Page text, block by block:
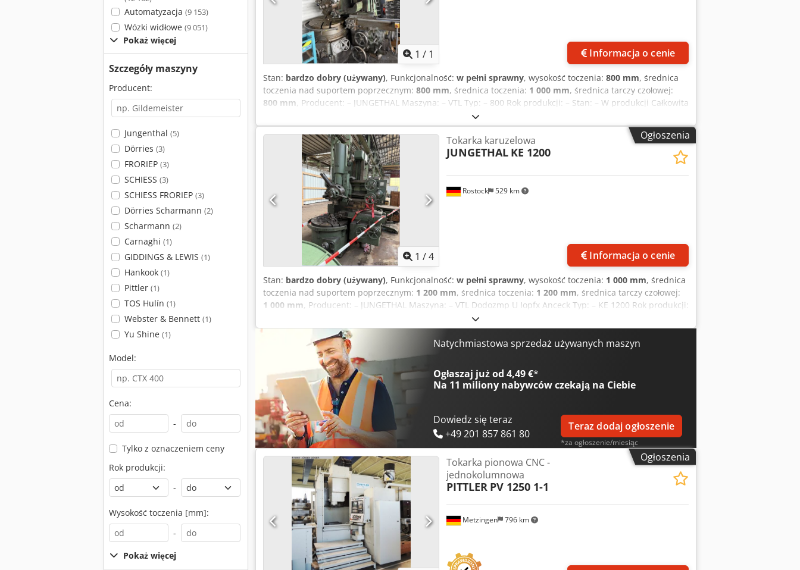
Automatyzacja (9 153)
Wózki widłowe (9 051)
Pokaż więcej
Szczegóły maszyny
Producent:
Jungenthal (5)
Dörries (3)
FRORIEP (3)
SCHIESS (3)
SCHIESS FRORIEP (3)
Dörries Scharmann (2)
Scharmann (2)
Carnaghi (1)
GIDDINGS & LEWIS (1)
Hankook (1)
Pittler (1)
TOS Hulín (1)
Webster & Bennett (1)
Yu Shine (1)
Model:
Cena:
-
Tylko z oznaczeniem ceny
Rok produkcji:
-
Wysokość toczenia [mm]:
-
Pokaż więcej
1 / 1 Informacja o cenie
Stan: bardzo dobry (używany), Funkcjonalność: w pełni sprawny, wysokość toczenia: 800 mm, średnica
toczenia nad suportem poprzecznym: 800 mm, średnica toczenia: 1 000 mm, średnica tarczy czołowej:
800 mm, Producent: – JUNGETHAL Maszyna: – VTL Typ: – 800 Rok produkcji: – Stan: – W produkcji Całkowita
masa maszyny: – 11 ton DANE TECHNICZNE Tarcza: 800 mm Wysokość: 800 mm Średnica obrabianego
elementu: 1000 mm Zakres prędkości obrotowych tarczy: 22 – 250 obr./min Średnica uchwytu: 800 mm
Średnica obrabianego elementu: 1000 mm Wysokość: Udźwig stołu: 3 tony Obrotowy stół: 4-pozycyjny
Djdpozmqafofx Ancjck Moc napędu: 37 kW Masa: 11 t Napięcie: 380 V Całkowite zapotrzebowanie na moc:
17 kW Wymiary maszyny: 1000 mm (z bocznym uchwytem narzędziowym) 2,3 x 2,3 x 2,6 m
Ogłoszenia
1 /4
Rostock 529 km
Tokarka karuzelowa
JUNGETHAL KE 1200
Informacja o cenie
Stan: bardzo dobry (używany), Funkcjonalność: w pełni sprawny, wysokość toczenia: 1 000 mm, średnica
toczenia nad suportem poprzecznym: 1 200 mm, średnica toczenia: 1 200 mm, średnica tarczy czołowej:
1 000 mm, Producent: – JUNGETHAL Maszyna: – VTL Dodozmp U Iopfx Anceck Typ: – KE 1200 Rok produkcji:
– Stan: – W produkcji Masa całkowita maszyny: – 11 ton DANE TECHNICZNE Tarcza: 1000 mm Wysokość:
1000 mm Średnica obrabianego elementu: 1200 mm Zakres prędkości obrotowej tarczy: 22 – 250 obr./min
Średnica uchwytu: 1000 mm Średnica obrabianego elementu: 1200 mm Wysokość: Udźwig stołu: 3 tony
Stół obrotowy: 4-pozycyjny Moc napędu: 37 kW Masa: 11 t Napięcie: 380 V Całkowite zapotrzebowanie na
moc: 17 kW Wymiary maszyny: 1000 mm (z boczną podstawą narzędziową) 2,3 x 2,3 x 2,6 m
Natychmiastowa sprzedaż używanych maszyn
Ogłaszaj już od 4,49 €*
Na 11 miliony nabywcówczekają na Ciebie
Dowiedz się teraz
+49 201 857 861 80
Teraz dodaj ogłoszenie
*za ogłoszenie/miesiąc
Ogłoszenia
Metzingen 796 km
Tokarka pionowa CNC -
jednokolumnowa
PITTLER PV 1250 1-1